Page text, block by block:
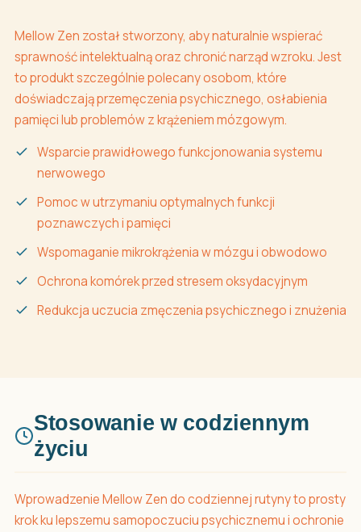
Mellow Zen został stworzony, aby naturalnie wspierać
sprawność intelektualną oraz chronić narząd wzroku. Jest
to produkt szczególnie polecany osobom, które
doświadczają przemęczenia psychicznego, osłabienia
pamięci lub problemów z krążeniem mózgowym.
Wsparcie prawidłowego funkcjonowania systemu
nerwowego
Pomoc w utrzymaniu optymalnych funkcji
poznawczych i pamięci
Wspomaganie mikrokrążenia w mózgu i obwodowo
Ochrona komórek przed stresem oksydacyjnym
Redukcja uczucia zmęczenia psychicznego i znużenia
Stosowanie w codziennym
życiu
Wprowadzenie Mellow Zen do codziennej rutyny to prosty
krok ku lepszemu samopoczuciu psychicznemu i ochronie